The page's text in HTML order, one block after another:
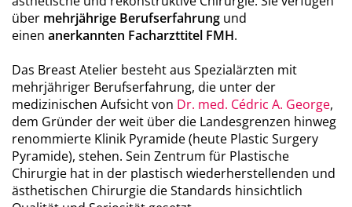
über mehrjährige Berufserfahrung und
einen anerkannten Facharzttitel FMH.
Das Breast Atelier besteht aus Spezialärzten mit
mehrjähriger Berufserfahrung, die unter der
medizinischen Aufsicht von Dr. med. Cédric A. George,
dem Gründer der weit über die Landesgrenzen hinweg
renommierte Klinik Pyramide (heute Plastic Surgery
Pyramide), stehen. Sein Zentrum für Plastische
Chirurgie hat in der plastisch wiederherstellenden und
ästhetischen Chirurgie die Standards hinsichtlich